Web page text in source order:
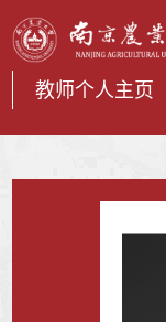
教师个人主页